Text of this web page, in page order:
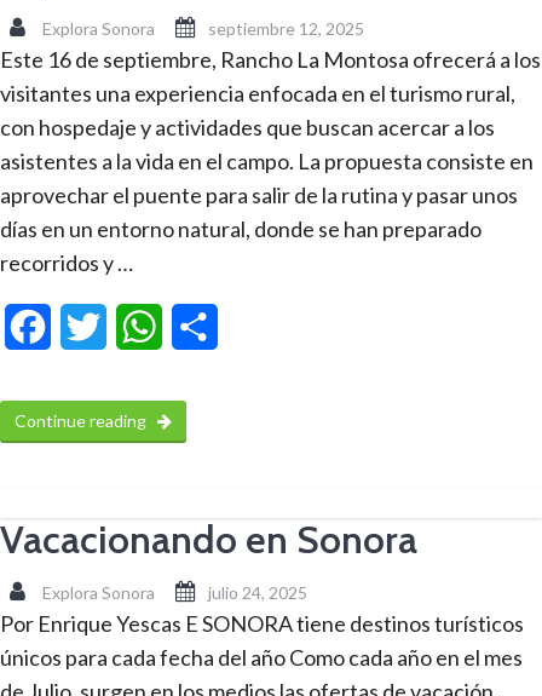
Explora Sonora septiembre 12, 2025
Este 16 de septiembre, Rancho La Montosa ofrecerá a los
visitantes una experiencia enfocada en el turismo rural,
con hospedaje y actividades que buscan acercar a los
asistentes a la vida en el campo. La propuesta consiste en
aprovechar el puente para salir de la rutina y pasar unos
días en un entorno natural, donde se han preparado
recorridos y …
FacebookTwitter WhatsApp
Continue reading
Vacacionando en Sonora
Explora Sonora julio 24, 2025
Por Enrique Yescas E SONORA tiene destinos turísticos
únicos para cada fecha del año Como cada año en el mes